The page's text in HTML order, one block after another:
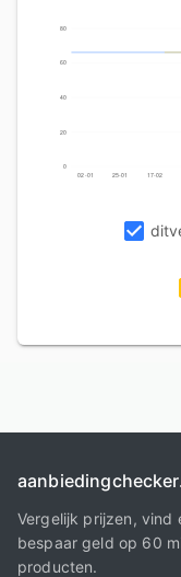
0
20
40
60
80
02-01 25-01 17-02
Vergelijk prijzen, vind
bespaar geld op 60
producten.